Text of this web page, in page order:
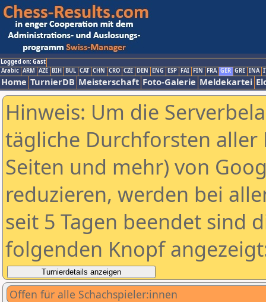
Logged on: Gast
Arabic ARM AZE BIH BUL CAT CHN CRO CZE DEN ENG ESP FAI FIN FRA GER GRE INA
Home TurnierDB Meisterschaft Foto-Galerie Meldekartei
Hinweis: Um die
tägliche Durchforsten aller
Seiten und mehr) von
reduzieren, werden bei
seit 5 Tagen beendet sind
folgenden Knopf
Offen für alle Schachspieler:innen